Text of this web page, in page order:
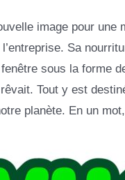
image pour
Sa
sous la forme
Tout y est
planète. En un